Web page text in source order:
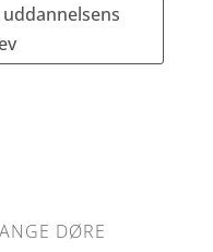
DØRE